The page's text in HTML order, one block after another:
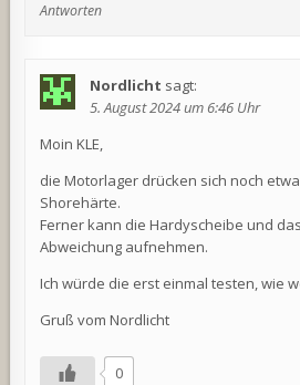
Antworten
Nordlicht sagt:
5. August 2024 um 6:46 Uhr
Moin KLE,
die Motorlager drücken sich noch
Shorehärte.
Ferner kann die Hardyscheibe und
Abweichung aufnehmen.
Ich würde die erst einmal testen, wie
Gruß vom Nordlicht
0